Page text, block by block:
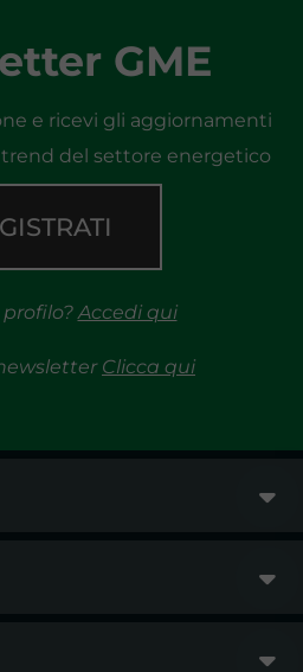
GME
e ricevi gli aggiornamenti
del settore energetico
profilo?Accedi qui
Clicca qui